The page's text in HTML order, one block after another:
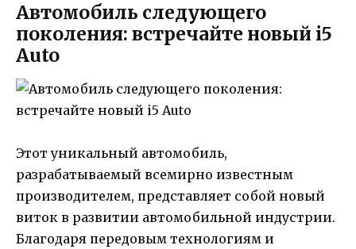
Автомобиль следующего
поколения: встречайте новый i5
Auto
Этот уникальный автомобиль,
разрабатываемый всемирно известным
производителем, представляет собой новый
виток в развитии автомобильной индустрии.
Благодаря передовым технологиям и